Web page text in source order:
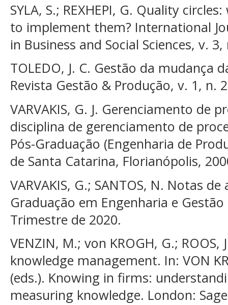
SYLA, S.; REXHEPI, G. Quality
to implement them? International
in Business and Social Sciences, v.
TOLEDO, J. C. Gestão da mudança
Revista Gestão & Produção, v. 1, n.
VARVAKIS, G. J. Gerenciamento de
disciplina de gerenciamento de
Pós-Graduação (Engenharia de
de Santa Catarina, Florianópolis,
VARVAKIS, G.; SANTOS, N. Notas
Graduação em Engenharia e
Trimestre de 2020.
VENZIN, M.; von KROGH, G.;
knowledge management. In: VON
(eds.). Knowing in firms:
measuring knowledge. London: